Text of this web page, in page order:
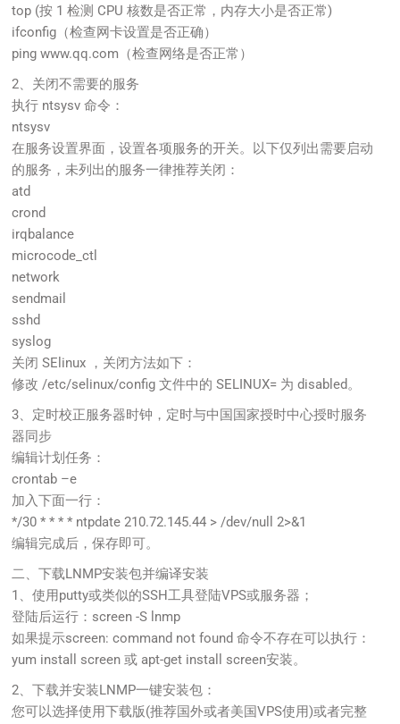
top (按 1 检测 CPU 核数是否正常，内存大小是否正常)
ifconfig（检查网卡设置是否正确）
ping www.qq.com（检查网络是否正常）
2、关闭不需要的服务
执行 ntsysv 命令：
ntsysv
在服务设置界面，设置各项服务的开关。以下仅列出需要启动
的服务，未列出的服务一律推荐关闭：
atd
crond
irqbalance
microcode_ctl
network
sendmail
sshd
syslog
关闭 SElinux ，关闭方法如下：
修改 /etc/selinux/config 文件中的 SELINUX= 为 disabled。
3、定时校正服务器时钟，定时与中国国家授时中心授时服务
器同步
编辑计划任务：
crontab –e
加入下面一行：
*/30 * * * * ntpdate 210.72.145.44 > /dev/null 2>&1
编辑完成后，保存即可。
二、下载LNMP安装包并编译安装
1、使用putty或类似的SSH工具登陆VPS或服务器；
登陆后运行：screen -S lnmp
如果提示screen: command not found 命令不存在可以执行：
yum install screen 或 apt-get install screen安装。
2、下载并安装LNMP一键安装包：
您可以选择使用下载版(推荐国外或者美国VPS使用)或者完整